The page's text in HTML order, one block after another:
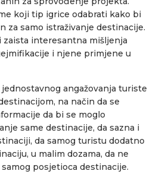
koji tip igrice odabrati kako bi
za samo istraživanje destinacije.
zaista interesantna mišljenja
i njene primjene u
angažovanja turiste
na način da se
da bi se moglo
same destinacije, da sazna i
da samog turistu dodatno
u malim dozama, da ne
posjetioca destinacije.